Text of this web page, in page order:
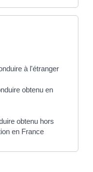
à l'étranger
obtenu en
obtenu hors
en France